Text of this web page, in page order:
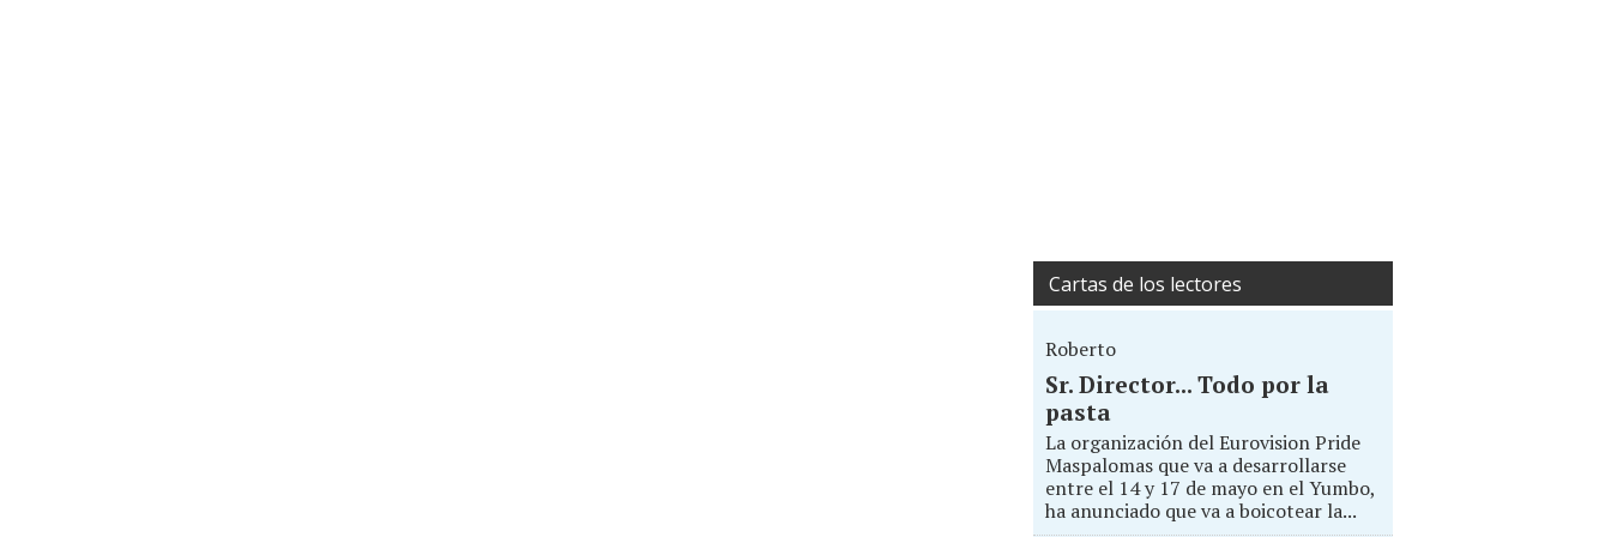
Cartas de los lectores
Roberto
Sr. Director... Todo por la
pasta
La organización del Eurovision Pride
Maspalomas que va a desarrollarse
entre el 14 y 17 de mayo en el Yumbo,
ha anunciado que va a boicotear la...